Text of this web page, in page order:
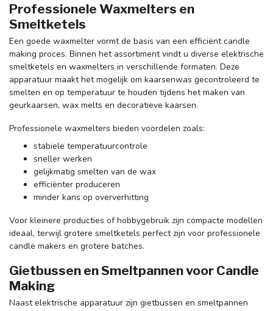
Professionele Waxmelters en
Smeltketels
Een goede waxmelter vormt de basis van een efficiënt candle
making proces. Binnen het assortiment vindt u diverse elektrische
smeltketels en waxmelters in verschillende formaten. Deze
apparatuur maakt het mogelijk om kaarsenwas gecontroleerd te
smelten en op temperatuur te houden tijdens het maken van
geurkaarsen, wax melts en decoratieve kaarsen.
Professionele waxmelters bieden voordelen zoals:
stabiele temperatuurcontrole
sneller werken
gelijkmatig smelten van de wax
efficiënter produceren
minder kans op oververhitting
Voor kleinere producties of hobbygebruik zijn compacte modellen
ideaal, terwijl grotere smeltketels perfect zijn voor professionele
candle makers en grotere batches.
Gietbussen en Smeltpannen voor Candle
Making
Naast elektrische apparatuur zijn gietbussen en smeltpannen